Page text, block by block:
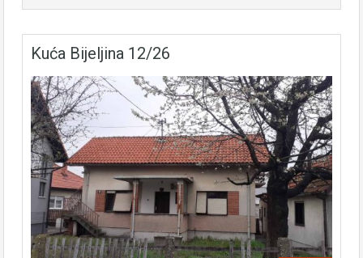
Kuća Bijeljina 12/26